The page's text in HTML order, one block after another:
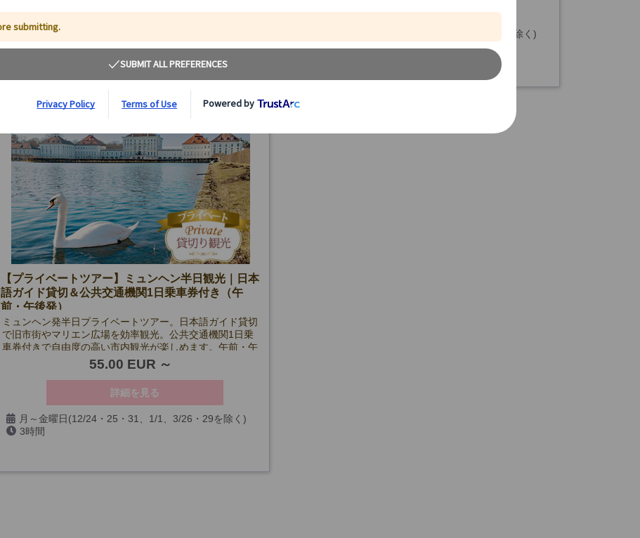
月～金曜日(12/24・25・31、1/1、3/26・29を除く)
3時間
月～金曜日(12/24・25・31、1/1、3/26・29を除く)
3時間
【プライベートツアー】ミュンヘン半日観光｜日本
語ガイド貸切＆公共交通機関1日乗車券付き（午
前・午後発）
ミュンヘン発半日プライベートツアー。日本語ガイド貸切
で旧市街やマリエン広場を効率観光。公共交通機関1日乗
車券付きで自由度の高い市内観光が楽しめます。午前・午
55.00 EUR
詳細を見る
月～金曜日(12/24・25・31、1/1、3/26・29を除く)
3時間